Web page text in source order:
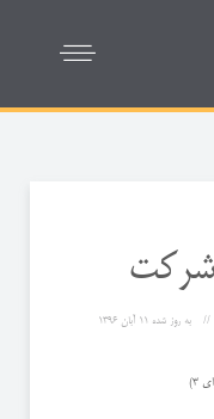
به روز شده 11 آبان 1396